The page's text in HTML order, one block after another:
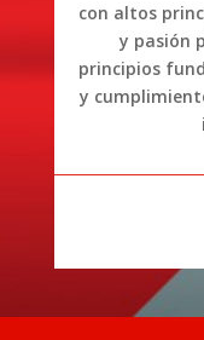
con altos
y pasión
principios
y